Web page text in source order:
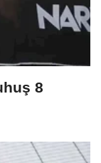
8